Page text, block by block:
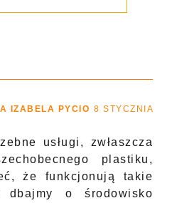
IZABELA PYCIO 8 STYCZNIA
usługi, zwłaszcza
plastiku,
że funkcjonują takie
dbajmy o środowisko